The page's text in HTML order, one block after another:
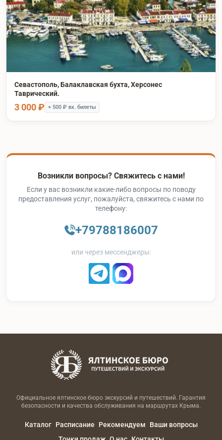
Севастополь, Балаклавская бухта, Херсонес
Таврический.
3 000 ₽ + 500 ₽ вх. билеты
Возникли вопросы? Свяжитесь с нами!
Если у вас возникли какие-либо вопросы по поводу
предоставления услуг, пожалуйста, свяжитесь с нами по
телефону:
+79788186007
или через мессенджеры:
Официальное ялтинское бюро экскурсий и путешествий. Гарантия
безопасности и качества обслуживания на маршрутах Крыма.
Каталог Расписание Рекомендуем
Ваши вопросы